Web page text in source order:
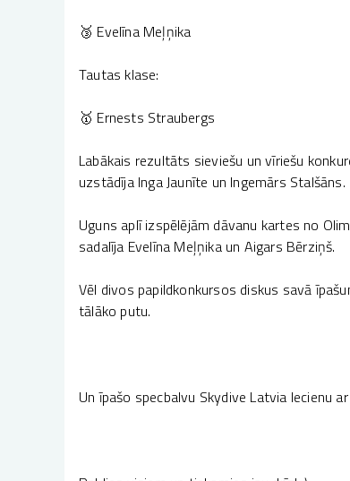
🥉 Evelīna Meļņika
Tautas klase:
🥇 Ernests Straubergs
Labākais rezultāts sieviešu un vīriešu
uzstādīja Inga Jaunīte un Ingemārs Stalšāns.
Uguns aplī izspēlējām dāvanu kartes no
sadalīja Evelīna Meļņika un Aigars Bērziņš.
Vēl divos papildkonkursos diskus savā
tālāko putu.
Un īpašo specbalvu Skydive Latvia lecienu